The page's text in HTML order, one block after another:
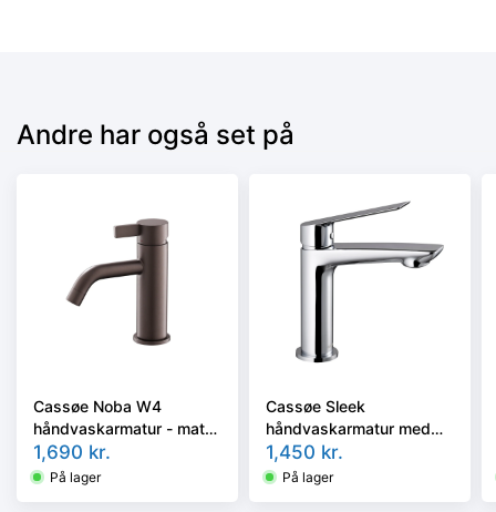
Andre har også set på
Cassøe Noba W4
håndvaskarmatur - mat
bronze W4MB
1,690 kr.
På lager
Cassøe Sleek
håndvaskarmatur med
klikventil - krom 9910,21
1,450 kr.
På lager